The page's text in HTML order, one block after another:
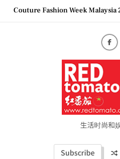
SkipCouture Fashion Week Malaysia
妈妈提供分享剖腹产复原历程的
2026 全国房地产大奖创历史纪
地产经纪行业蓬勃发展
Epson reinvents affordable
generation EcoTank Series
Couture Fashion Week Malaysia
“See Her Heal – 1,000 Untold
妈妈提供分享剖腹产复原历程
地产经纪行业蓬勃发展
生活时尚和
Subscribe